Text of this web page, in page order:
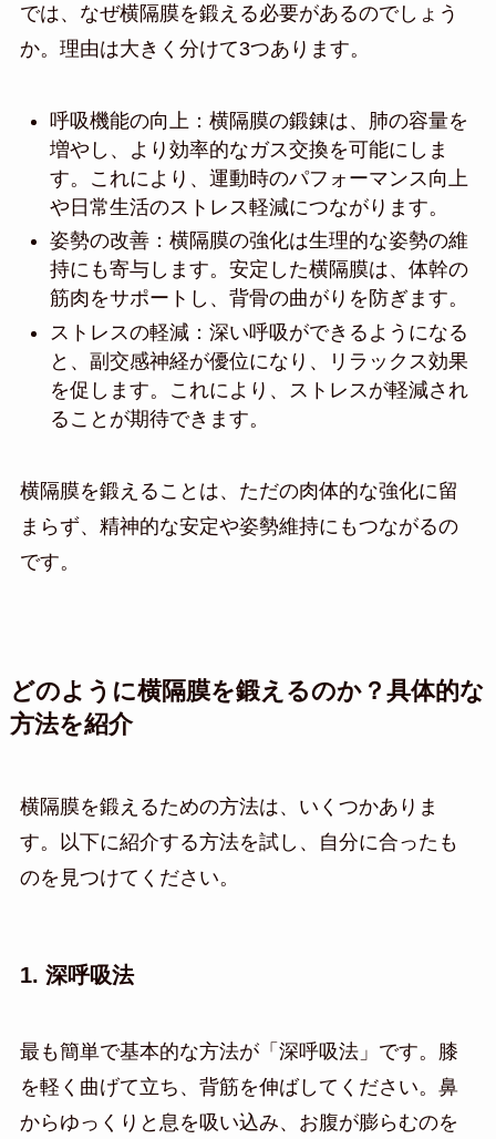
では、なぜ横隔膜を鍛える必要があるのでしょう
か。理由は大きく分けて3つあります。
呼吸機能の向上：横隔膜の鍛錬は、肺の容量を
増やし、より効率的なガス交換を可能にしま
す。これにより、運動時のパフォーマンス向上
や日常生活のストレス軽減につながります。
姿勢の改善：横隔膜の強化は生理的な姿勢の維
持にも寄与します。安定した横隔膜は、体幹の
筋肉をサポートし、背骨の曲がりを防ぎます。
ストレスの軽減：深い呼吸ができるようになる
と、副交感神経が優位になり、リラックス効果
を促します。これにより、ストレスが軽減され
ることが期待できます。
横隔膜を鍛えることは、ただの肉体的な強化に留
まらず、精神的な安定や姿勢維持にもつながるの
です。
どのように横隔膜を鍛えるのか？具体的な
方法を紹介
横隔膜を鍛えるための方法は、いくつかありま
す。以下に紹介する方法を試し、自分に合ったも
のを見つけてください。
1. 深呼吸法
最も簡単で基本的な方法が「深呼吸法」です。膝
を軽く曲げて立ち、背筋を伸ばしてください。鼻
からゆっくりと息を吸い込み、お腹が膨らむのを